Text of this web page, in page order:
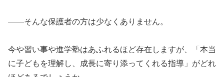
――そんな保護者の方は少なくありません。
今や習い事や進学塾はあふれるほど存在しますが、「本当
に子どもを理解し、成長に寄り添ってくれる指導」がどれ